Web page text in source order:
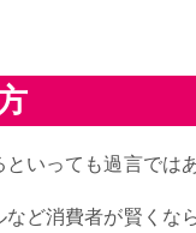
いっても過言では
ど消費者が賢くな